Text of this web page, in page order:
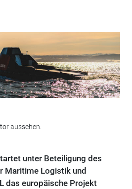
aussehen.
unter Beteiligung des
Maritime Logistik und
das europäische Projekt